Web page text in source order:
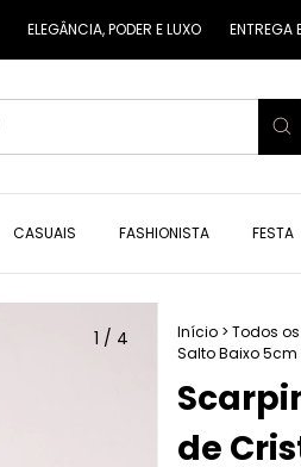
ELEGÂNCIA, PODER E LUXO ENTREGA
CASUAIS FASHIONISTA FESTA
1 / 4 Início > Todos
Salto Baixo 5cm
de